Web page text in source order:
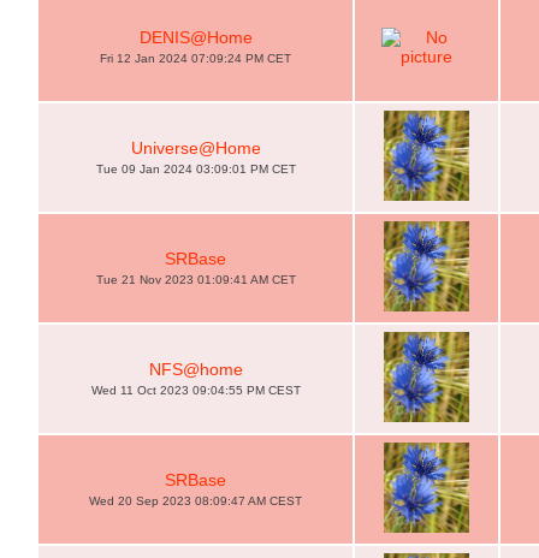
DENIS@Home
Fri 12 Jan 2024 07:09:24 PM CET
Universe@Home
Tue 09 Jan 2024 03:09:01 PM CET
SRBase
Tue 21 Nov 2023 01:09:41 AM CET
NFS@home
Wed 11 Oct 2023 09:04:55 PM CEST
SRBase
Wed 20 Sep 2023 08:09:47 AM CEST